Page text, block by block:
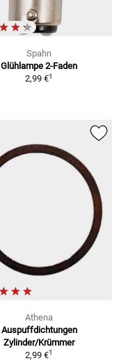
Spahn
Glühlampe 2-Faden
2,99 €1
Athena
Auspuffdichtungen
Zylinder/Krümmer
2,99 €1